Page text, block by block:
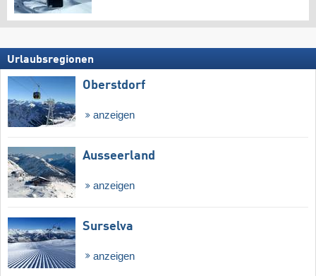
Urlaubsregionen
Oberstdorf
anzeigen
Ausseerland
anzeigen
Surselva
anzeigen